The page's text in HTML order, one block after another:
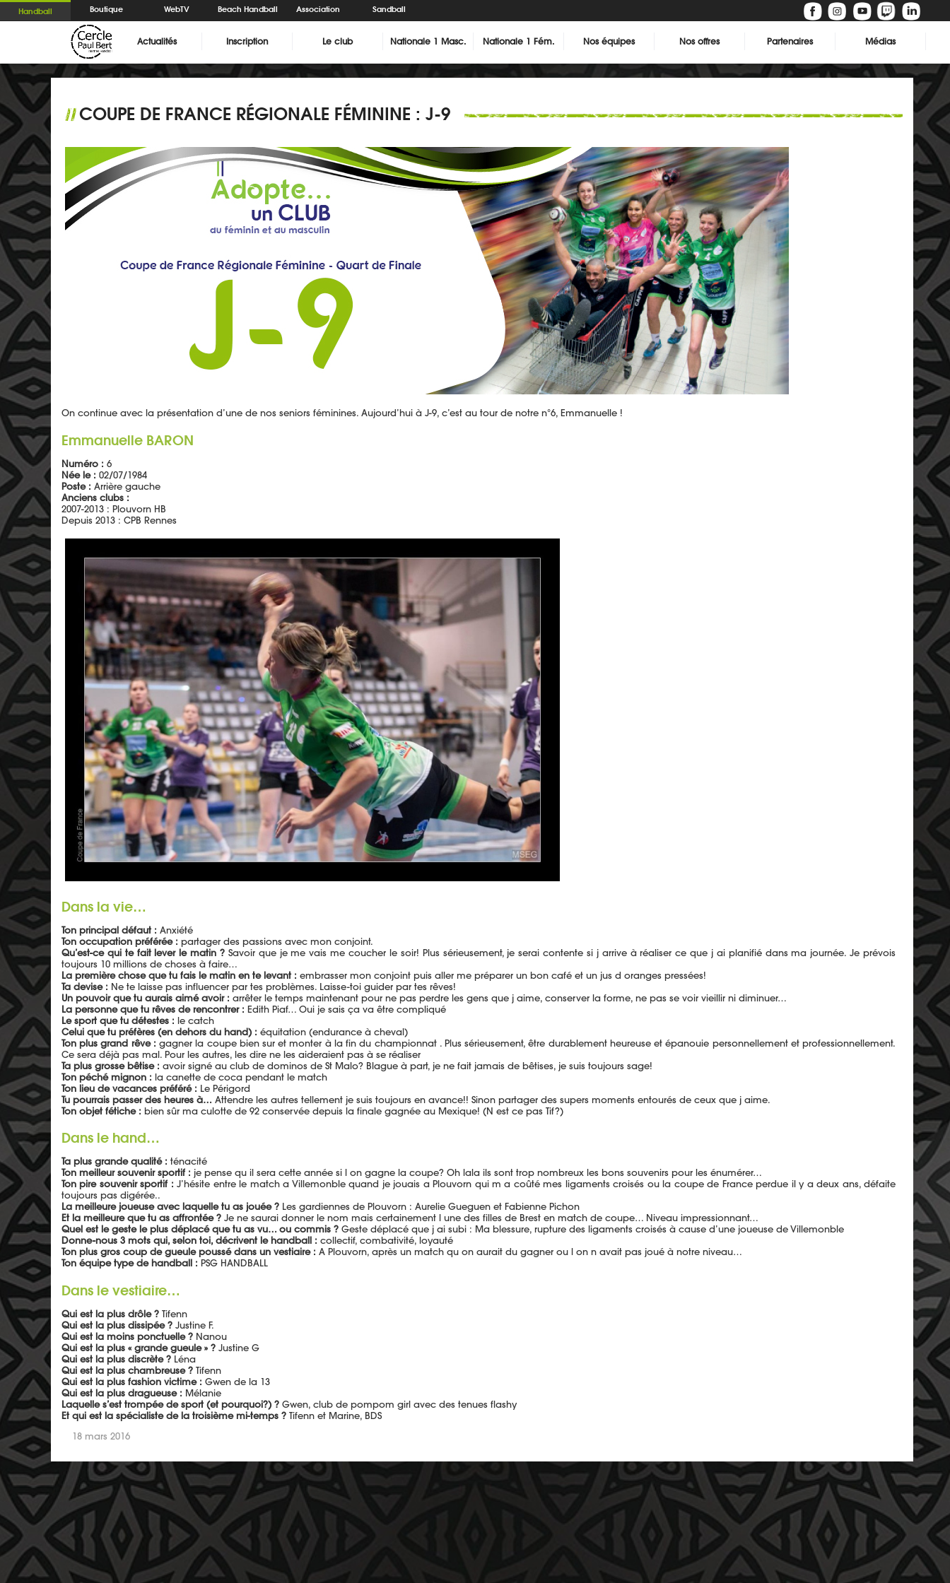
Handball Boutique WebTV Beach Handball Association Sandball
Actualités Inscription Le club Nationale 1 Masc. Nationale 1 Fém. Nos équipes Nos offres Partenaires Médias
//COUPE DE FRANCE RÉGIONALE FÉMININE : J-9
On continue avec la présentation d’une de nos seniors féminines. Aujourd’hui à J-9, c’est au tour de notre n°6, Emmanuelle !
Emmanuelle BARON
Numéro : 6
Née le : 02/07/1984
Poste : Arrière gauche
Anciens clubs :
2007-2013 : Plouvorn HB
Depuis 2013 : CPB Rennes
Dans la vie…
Ton principal défaut : Anxiété
Ton occupation préférée : partager des passions avec mon conjoint.
Qu’est-ce qui te fait lever le matin ? Savoir que je me vais me coucher le soir! Plus sérieusement, je serai contente si j arrive à réaliser ce que j ai planifié dans ma journée. Je prévois
toujours 10 millions de choses à faire…
La première chose que tu fais le matin en te levant : embrasser mon conjoint puis aller me préparer un bon café et un jus d oranges pressées!
Ta devise : Ne te laisse pas influencer par tes problèmes. Laisse-toi guider par tes rêves!
Un pouvoir que tu aurais aimé avoir : arrêter le temps maintenant pour ne pas perdre les gens que j aime, conserver la forme, ne pas se voir vieillir ni diminuer…
La personne que tu rêves de rencontrer : Edith Piaf… Oui je sais ça va être compliqué
Le sport que tu détestes : le catch
Celui que tu préfères (en dehors du hand) : équitation (endurance à cheval)
Ton plus grand rêve : gagner la coupe bien sur et monter à la fin du championnat . Plus sérieusement, être durablement heureuse et épanouie personnellement et professionnellement.
Ce sera déjà pas mal. Pour les autres, les dire ne les aideraient pas à se réaliser
Ta plus grosse bêtise : avoir signé au club de dominos de St Malo? Blague à part, je ne fait jamais de bêtises, je suis toujours sage!
Ton péché mignon : la canette de coca pendant le match
Ton lieu de vacances préféré : Le Périgord
Tu pourrais passer des heures à… Attendre les autres tellement je suis toujours en avance!! Sinon partager des supers moments entourés de ceux que j aime.
Ton objet fétiche : bien sûr ma culotte de 92 conservée depuis la finale gagnée au Mexique! (N est ce pas Tif?)
Dans le hand…
Ta plus grande qualité : ténacité
Ton meilleur souvenir sportif : je pense qu il sera cette année si l on gagne la coupe? Oh lala ils sont trop nombreux les bons souvenirs pour les énumérer…
Ton pire souvenir sportif : J’hésite entre le match a Villemonble quand je jouais a Plouvorn qui m a coûté mes ligaments croisés ou la coupe de France perdue il y a deux ans, défaite
toujours pas digérée..
La meilleure joueuse avec laquelle tu as jouée ? Les gardiennes de Plouvorn : Aurelie Gueguen et Fabienne Pichon
Et la meilleure que tu as affrontée ? Je ne saurai donner le nom mais certainement l une des filles de Brest en match de coupe… Niveau impressionnant…
Quel est le geste le plus déplacé que tu as vu… ou commis ? Geste déplacé que j ai subi : Ma blessure, rupture des ligaments croisés à cause d’une joueuse de Villemonble
Donne-nous 3 mots qui, selon toi, décrivent le handball : collectif, combativité, loyauté
Ton plus gros coup de gueule poussé dans un vestiaire : A Plouvorn, après un match qu on aurait du gagner ou l on n avait pas joué à notre niveau…
Ton équipe type de handball : PSG HANDBALL
Dans le vestiaire…
Qui est la plus drôle ? Tifenn
Qui est la plus dissipée ? Justine F.
Qui est la moins ponctuelle ? Nanou
Qui est la plus « grande gueule » ? Justine G
Qui est la plus discrète ? Léna
Qui est la plus chambreuse ? Tifenn
Qui est la plus fashion victime : Gwen de la 13
Qui est la plus dragueuse : Mélanie
Laquelle s’est trompée de sport (et pourquoi?) ? Gwen, club de pompom girl avec des tenues flashy
Et qui est la spécialiste de la troisième mi-temps ? Tifenn et Marine, BDS
18 mars 2016